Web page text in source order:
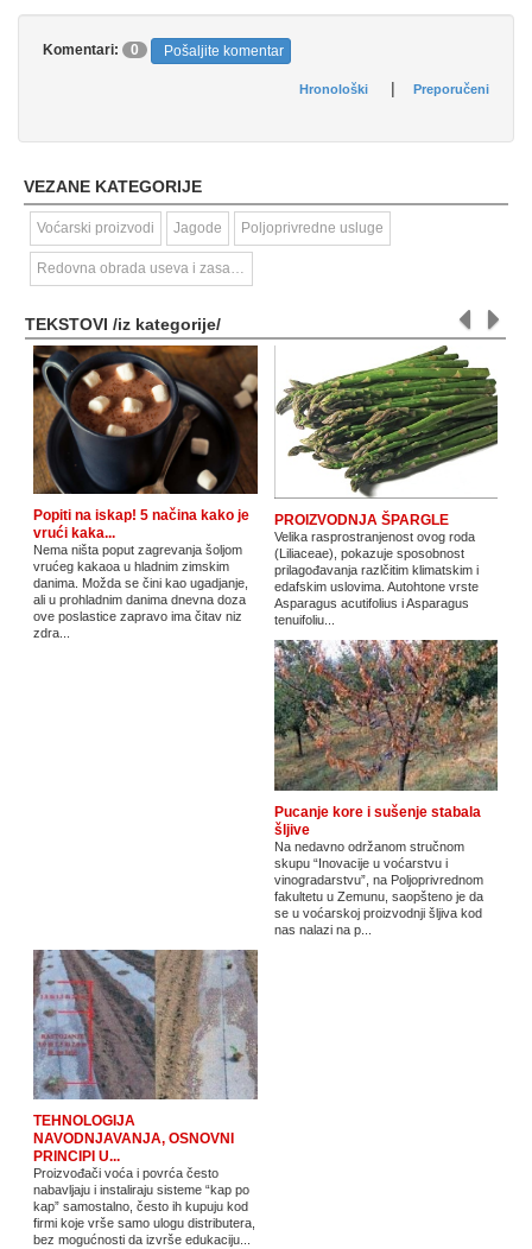
Komentari: 0 Pošaljite komentar
Preporučeni
Hronološki |
VEZANE KATEGORIJE
Voćarski proizvodi Jagode Poljoprivredne usluge
Redovna obrada useva i zasada
TEKSTOVI /iz kategorije/
Popiti na iskap! 5 načina kako je
vrući kaka...
Nema ništa poput zagrevanja šoljom
vrućeg kakaoa u hladnim zimskim
danima. Možda se čini kao ugadjanje,
ali u prohladnim danima dnevna doza
ove poslastice zapravo ima čitav niz
zdra...
PROIZVODNJA ŠPARGLE
Velika rasprostranjenost ovog roda
(Liliaceae), pokazuje sposobnost
prilagođavanja razlčitim klimatskim i
edafskim uslovima. Autohtone vrste
Asparagus acutifolius i Asparagus
tenuifoliu...
Pucanje kore i sušenje stabala
šljive
Na nedavno održanom stručnom
skupu “Inovacije u voćarstvu i
vinogradarstvu”, na Poljoprivrednom
fakultetu u Zemunu, saopšteno je da
se u voćarskoj proizvodnji šljiva kod
nas nalazi na p...
TEHNOLOGIJA
NAVODNJAVANJA, OSNOVNI
PRINCIPI U...
Proizvođači voća i povrća često
nabavljaju i instaliraju sisteme “kap po
kap” samostalno, često ih kupuju kod
firmi koje vrše samo ulogu distributera,
bez mogućnosti da izvrše edukaciju...